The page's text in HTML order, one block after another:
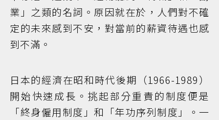
業」之類的名詞。原因就在於，人們對不確
定的未來感到不安，對當前的薪資待遇也感
到不滿。
日本的經濟在昭和時代後期（1966-1989）
開始快速成長。挑起部分重責的制度便是
「終身僱用制度」和「年功序列制度」。一